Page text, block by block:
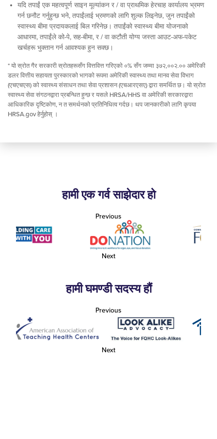
यदि तपाईं एक महत्वपूर्ण साइन मूल्यांकन र / वा प्राथमिक हेरचाह कार्यालय भ्रमण
गर्न छनौट गर्नुहुन्छ भने, तपाईंलाई भ्रमणको लागि शुल्क लिइनेछ, जुन तपाईंको
स्वास्थ्य बीमा प्रदायकलाई बिल गरिनेछ। तपाईंको स्वास्थ्य बीमा योजनाको
आधारमा, तपाईंले को-पे, सह-बीमा, र / वा कटौती योग्य जस्ता आउट-अफ-पकेट
खर्चहरू भुक्तान गर्न आवश्यक हुन सक्छ।
* यो स्रोत गैर सरकारी स्रोतहरूसँग वित्तवित्त गरिएको ०% सँग जम्मा ३७२,००२.०० अमेरिकी
डलर वित्तीय सहायता पुरस्कारको भागको रूपमा अमेरिकी स्वास्थ्य तथा मानव सेवा विभाग
(एचएचएस) को स्वास्थ्य संसाधन तथा सेवा प्रशासन (एचआरएसए) द्वारा समर्थित छ। यो स्रोत
स्वास्थ्य सेवा संगठनद्वारा प्रबन्धित हुन्छ र यसले HRSA/HHS वा अमेरिकी सरकारद्वारा
आधिकारिक दृष्टिकोण, न त समर्थनको प्रतिनिधित्व गर्दछ। थप जानकारीको लागि कृपया
HRSA.gov हेर्नुहोस् ।
हामी एक गर्व साझेदार हो
Previous
Next
हामी घमण्डी सदस्य हौं
Previous
Next